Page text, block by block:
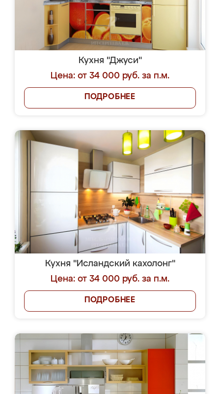
Кухня "Джуси"
Цена: от 34 000 руб. за п.м.
ПОДРОБНЕЕ
Кухня "Исландский кахолонг"
Цена: от 34 000 руб. за п.м.
ПОДРОБНЕЕ